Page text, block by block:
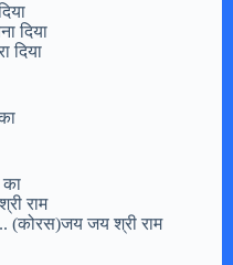
दिया
दिया
का
राम
(कोरस)जय जय श्री राम